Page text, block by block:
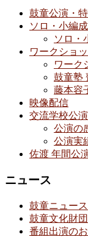
鼓童公演・
ソロ・小編
ソロ・
ワークショ
ワーク
鼓童塾
藤本容
映像配信
交流学校公演
公演の
公演実
佐渡 年間公
ニュース
鼓童ニュース
鼓童文化財
番組出演の